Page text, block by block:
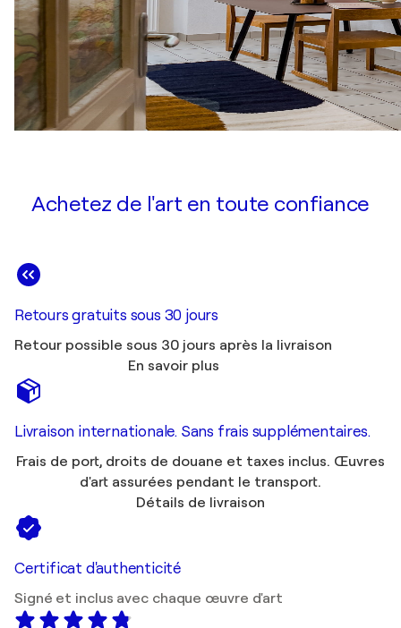
Achetez de l'art en toute confiance
Retours gratuits sous 30 jours
Retour possible sous 30 jours après la livraison
En savoir plus
Livraison internationale. Sans frais supplémentaires.
Frais de port, droits de douane et taxes inclus. Œuvres
d'art assurées pendant le transport.
Détails de livraison
Certificat d'authenticité
Signé et inclus avec chaque œuvre d'art